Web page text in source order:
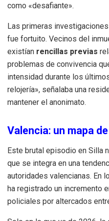
como «desafiante».
Las primeras
fue fortuito. Vecinos del
existían rencillas previas
problemas de convivencia
intensidad durante los
relojería», señalaba una
mantener el anonimato.
Valencia: un mapa
Este brutal episodio en Silla
que se integra en una
autoridades valencianas. En
ha registrado un incremento
policiales por altercados